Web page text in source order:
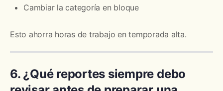
Cambiar la categoría en bloque
Esto ahorra horas de trabajo en temporada alta.
6. ¿Qué reportes siempre debo